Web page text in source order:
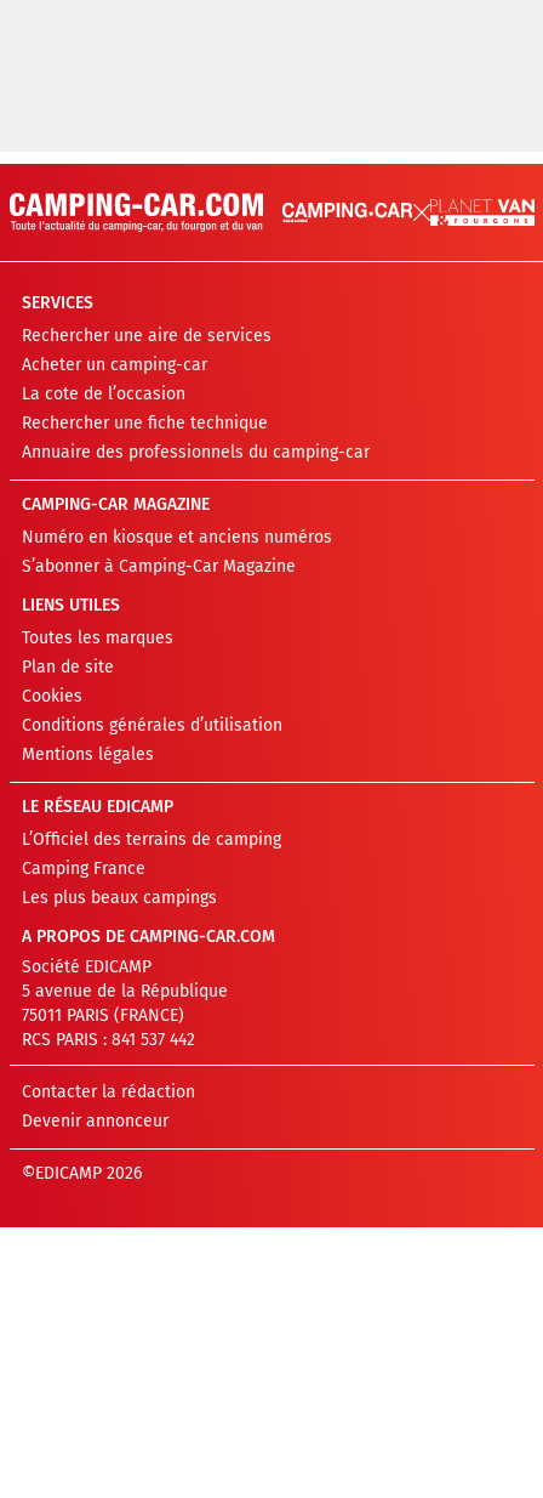
SERVICES
Rechercher une aire de services
Acheter un camping-car
La cote de l’occasion
Rechercher une fiche technique
Annuaire des professionnels du camping-car
CAMPING-CAR MAGAZINE
Numéro en kiosque et anciens numéros
S’abonner à Camping-Car Magazine
LIENS UTILES
Toutes les marques
Plan de site
Cookies
Conditions générales d’utilisation
Mentions légales
LE RÉSEAU EDICAMP
L’Officiel des terrains de camping
Camping France
Les plus beaux campings
A PROPOS DE CAMPING-CAR.COM
Société EDICAMP
5 avenue de la République
75011 PARIS (FRANCE)
RCS PARIS : 841 537 442
Contacter la rédaction
Devenir annonceur
©EDICAMP 2026